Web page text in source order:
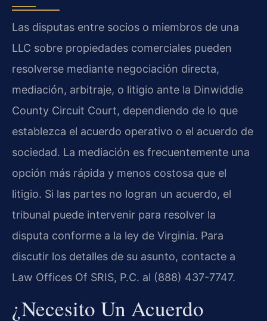
Las disputas entre socios o miembros de una
LLC sobre propiedades comerciales pueden
resolverse mediante negociación directa,
mediación, arbitraje, o litigio ante la Dinwiddie
County Circuit Court, dependiendo de lo que
establezca el acuerdo operativo o el acuerdo de
sociedad. La mediación es frecuentemente una
opción más rápida y menos costosa que el
litigio. Si las partes no logran un acuerdo, el
tribunal puede intervenir para resolver la
disputa conforme a la ley de Virginia. Para
discutir los detalles de su asunto, contacte a
Law Offices Of SRIS, P.C. al (888) 437-7747.
¿Necesito Un Acuerdo